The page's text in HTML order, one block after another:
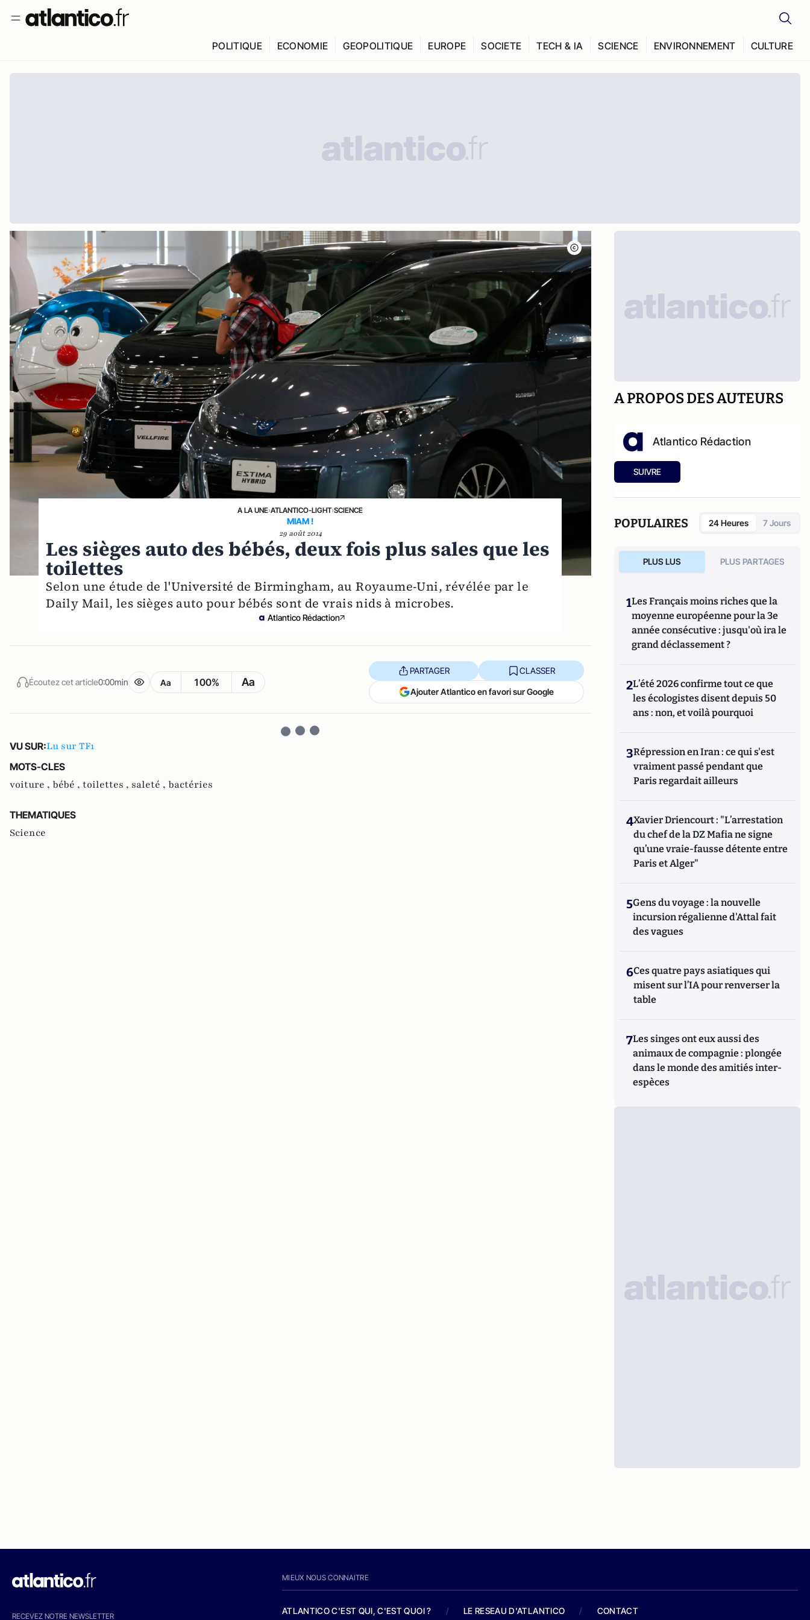
POLITIQUE ECONOMIE GEOPOLITIQUE EUROPE SOCIETE TECH & IA SCIENCE ENVIRONNEMENT CULTURE
A LA UNE›ATLANTICO-LIGHT›SCIENCE
MIAM !
29 août 2014
Les sièges auto des bébés, deux fois plus sales que les
toilettes
Selon une étude de l'Université de Birmingham, au Royaume-Uni, révélée par le
Daily Mail, les sièges auto pour bébés sont de vrais nids à microbes.
Atlantico Rédaction
Écoutez cet article0:00min Aa 100% Aa
PARTAGER CLASSER
Ajouter Atlantico en favori sur Google
VU SUR:Lu sur TF1
MOTS-CLES
voiture , bébé , toilettes , saleté , bactéries
THEMATIQUES
Science
A PROPOS DES AUTEURS
Atlantico Rédaction
SUIVRE
POPULAIRES 24 Heures 7 Jours
PLUS LUS PLUS PARTAGES
1Les Français moins riches que la
moyenne européenne pour la 3e
année consécutive : jusqu'où ira le
grand déclassement ?
2L’été 2026 confirme tout ce que
les écologistes disent depuis 50
ans : non, et voilà pourquoi
3Répression en Iran : ce qui s'est
vraiment passé pendant que
Paris regardait ailleurs
4Xavier Driencourt : "L’arrestation
du chef de la DZ Mafia ne signe
qu’une vraie-fausse détente entre
Paris et Alger"
5Gens du voyage : la nouvelle
incursion régalienne d'Attal fait
des vagues
6Ces quatre pays asiatiques qui
misent sur l’IA pour renverser la
table
7Les singes ont eux aussi des
animaux de compagnie : plongée
dans le monde des amitiés inter-
espèces
RECEVEZ NOTRE NEWSLETTER
MIEUX NOUS CONNAITRE
ATLANTICO C'EST QUI, C'EST QUOI ? / LE RESEAU D'ATLANTICO / CONTACT